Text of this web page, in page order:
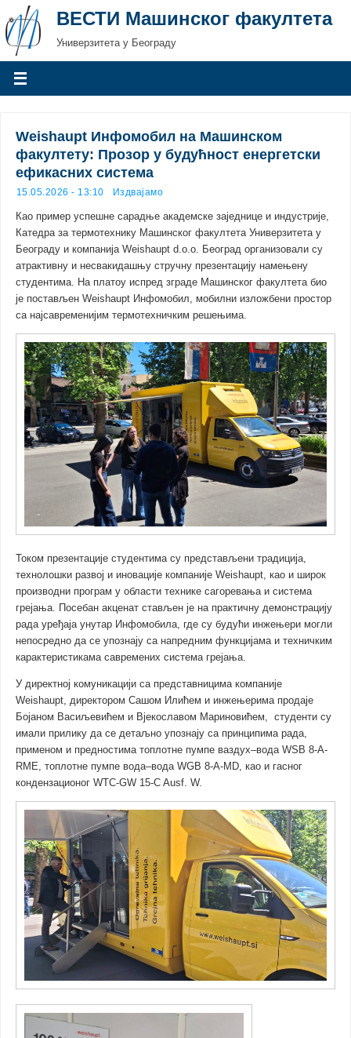
ВЕСТИ Машинског факултета
Универзитета у Београду
Weishaupt Инфомобил на Машинском
факултету: Прозор у будућност енергетски
ефикасних система
15.05.2026 - 13:10 Издвајамо
Као пример успешне сарадње академске заједнице и индустрије,
Катедра за термотехнику Машинског факултета Универзитета у
Београду и компанија Weishaupt d.o.o. Београд организовали су
атрактивну и несвакидашњу стручну презентацију намењену
студентима. На платоу испред зграде Машинског факултета био
је постављен Weishaupt Инфомобил, мобилни изложбени простор
са најсавременијим термотехничким решењима.
Током презентације студентима су представљени традиција,
технолошки развој и иновације компаније Weishaupt, као и широк
производни програм у области технике сагоревања и система
грејања. Посебан акценат стављен је на практичну демонстрацију
рада уређаја унутар Инфомобила, где су будући инжењери могли
непосредно да се упознају са напредним функцијама и техничким
карактеристикама савремених система грејања.
У директној комуникацији са представницима компаније
Weishaupt, директором Сашом Илићем и инжењерима продаје
Бојаном Васиљевићем и Вјекославом Мариновићем, студенти су
имали прилику да се детаљно упознају са принципима рада,
применом и предностима топлотне пумпе ваздух–вода WSB 8-A-
RME, топлотне пумпе вода–вода WGB 8-A-MD, као и гасног
кондензационог WTC-GW 15-C Ausf. W.